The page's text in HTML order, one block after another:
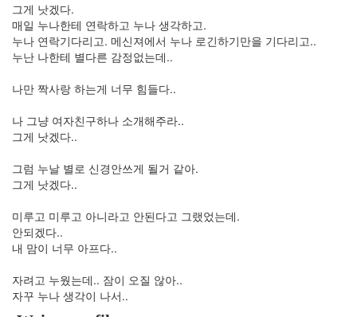
그게 낫겠다.
매일 누나한테 연락하고 누나 생각하고.
누나 연락기다리고. 메신져에서 누나 로긴하기만을 기다리고..
누난 나한테 별다른 감정없는데..
나만 짝사랑 하는게 너무 힘들다..
나 그냥 여자친구하나 소개해주라..
그게 낫겠다..
그럼 누날 별로 신경안쓰게 될거 같아.
그게 낫겠다..
미루고 미루고 아니라고 안된다고 그랬었는데.
안되겠다..
내 맘이 너무 아프다..
자려고 누웠는데.. 잠이 오질 않아..
자꾸 누나 생각이 나서..
년
6
월
7
2008
년
7
월
3
2008
년
8
월
2
2008
년
9
월
2
2008